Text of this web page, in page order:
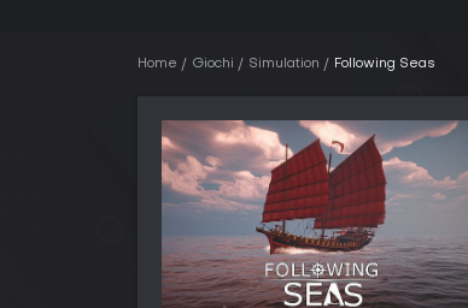
Home Giochi Simulation Following Seas